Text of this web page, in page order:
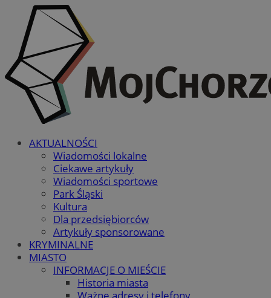
AKTUALNOŚCI
Wiadomości lokalne
Ciekawe artykuły
Wiadomości sportowe
Park Śląski
Kultura
Dla przedsiębiorców
Artykuły sponsorowane
KRYMINALNE
MIASTO
INFORMACJE O MIEŚCIE
Historia miasta